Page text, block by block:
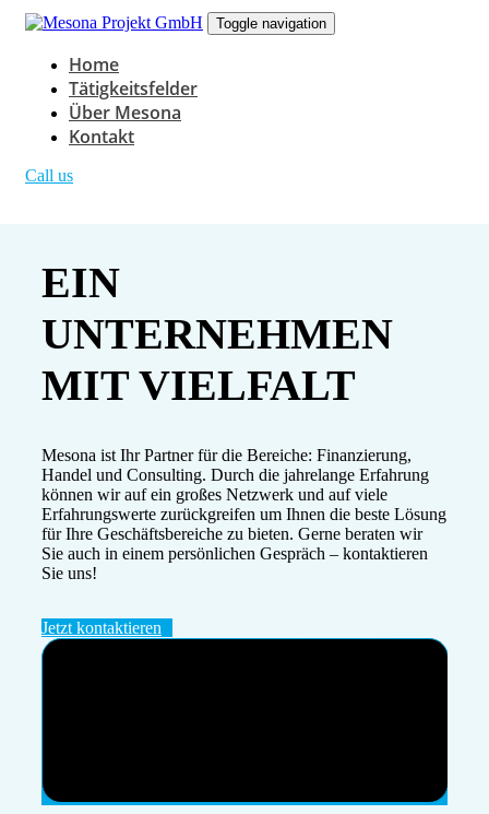
Links
überspringen
Zur
primären
Navigation
springen
Toggle navigation
Home
Tätigkeitsfelder
Über Mesona
Kontakt
Call us
EIN
UNTERNEHMEN
MIT VIELFALT
Mesona ist Ihr Partner für die Bereiche: Finanzierung,
Handel und Consulting. Durch die jahrelange Erfahrung
können wir auf ein großes Netzwerk und auf viele
Erfahrungswerte zurückgreifen um Ihnen die beste Lösung
für Ihre Geschäftsbereiche zu bieten. Gerne beraten wir
Sie auch in einem persönlichen Gespräch – kontaktieren
Sie uns!
Jetzt kontaktieren